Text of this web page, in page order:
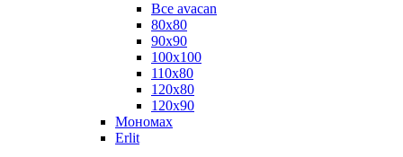
Все avacan
80х80
90х90
100х100
110х80
120х80
120х90
Мономах
Erlit